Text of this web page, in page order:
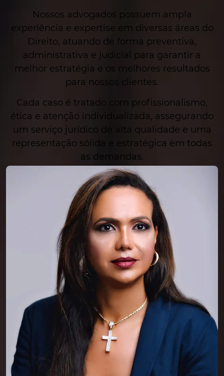
Nossos advogados possuem ampla
experiência e expertise em diversas áreas do
Direito, atuando de forma preventiva,
administrativa e judicial para garantir a
melhor estratégia e os melhores resultados
para nossos clientes.
Cada caso é tratado com profissionalismo,
ética e atenção individualizada, assegurando
um serviço jurídico de alta qualidade e uma
representação sólida e estratégica em todas
as demandas.
Dra. Julice Rodrigues
Dra. Julice Rodrigues, advogada inscrita na
OAB/MG sob o n° 88.927, graduada pela
Universidade do Triângulo (Unitri), com
especialização em Direito do Trabalho e em
Processo do Trabalho, em Magistério
Superior, foi professora da Universidade
Federal de Uberlândia e da Faculdade
ESAMC, onde adquiriu vasta experiência
também na área do Direito de Família e
Sucessões, além de cursos avançados na
área de Direito Patrimonial e Holding